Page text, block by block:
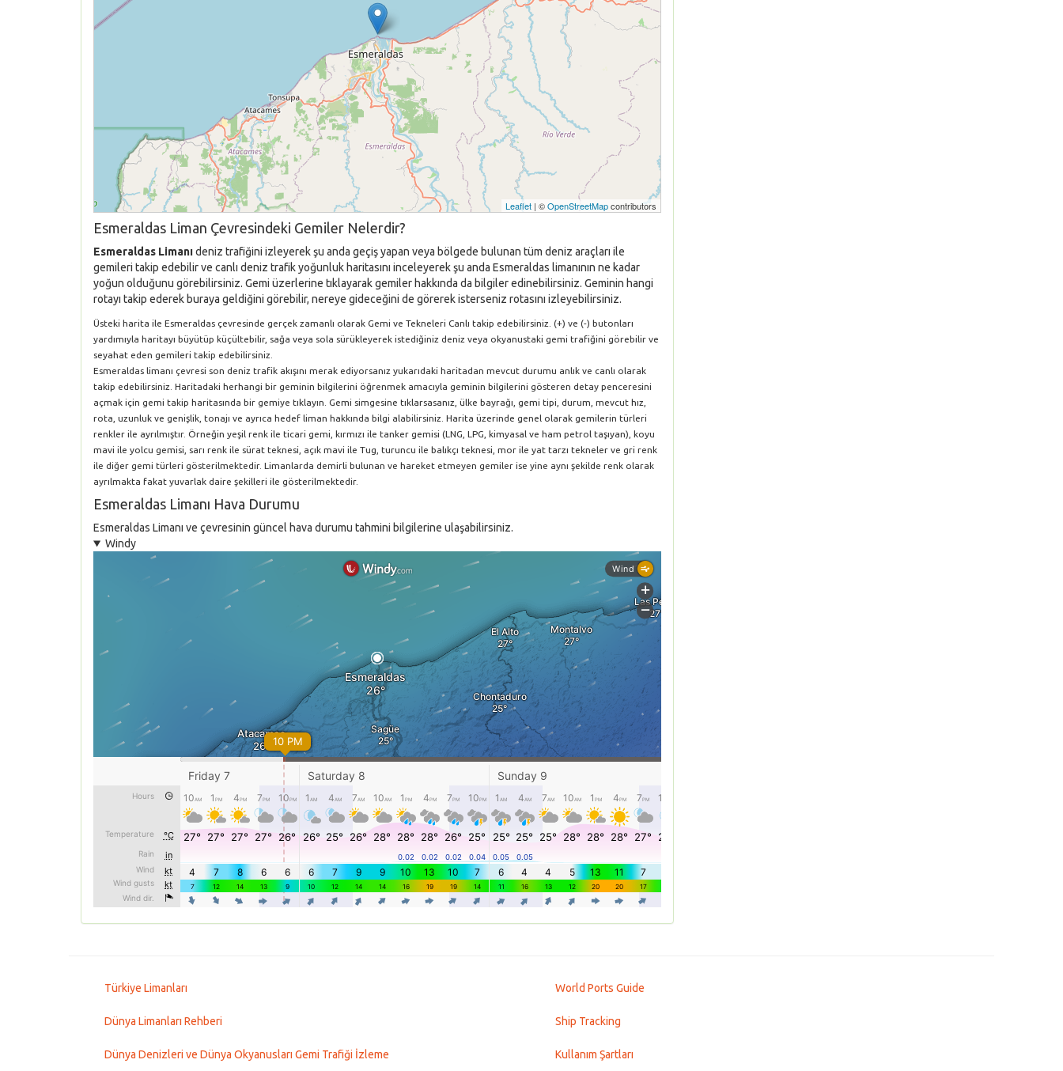
Leaflet | ©OpenStreetMapcontributors
Esmeraldas Liman Çevresindeki Gemiler Nelerdir?
Esmeraldas Limanıdeniz trafiğini izleyerek şu anda geçiş yapan veya bölgede bulunan tüm deniz araçları ile
gemileri takip edebilir ve canlı deniz trafik yoğunluk haritasını inceleyerek şu anda Esmeraldas limanının ne kadar
yoğun olduğunu görebilirsiniz. Gemi üzerlerine tıklayarak gemiler hakkında da bilgiler edinebilirsiniz. Geminin hangi
rotayı takip ederek buraya geldiğini görebilir, nereye gideceğini de görerek isterseniz rotasını izleyebilirsiniz.
Üsteki harita ile Esmeraldas çevresinde gerçek zamanlı olarak Gemi ve Tekneleri Canlı takip edebilirsiniz. (+) ve (-) butonları
yardımıyla haritayı büyütüp küçültebilir, sağa veya sola sürükleyerek istediğiniz deniz veya okyanustaki gemi trafiğini görebilir ve
seyahat eden gemileri takip edebilirsiniz.
Esmeraldas limanı çevresi son deniz trafik akışını merak ediyorsanız yukarıdaki haritadan mevcut durumu anlık ve canlı olarak
takip edebilirsiniz. Haritadaki herhangi bir geminin bilgilerini öğrenmek amacıyla geminin bilgilerini gösteren detay penceresini
açmak için gemi takip haritasında bir gemiye tıklayın. Gemi simgesine tıklarsasanız, ülke bayrağı, gemi tipi, durum, mevcut hız,
rota, uzunluk ve genişlik, tonajı ve ayrıca hedef liman hakkında bilgi alabilirsiniz. Harita üzerinde genel olarak gemilerin türleri
renkler ile ayrılmıştır. Örneğin yeşil renk ile ticari gemi, kırmızı ile tanker gemisi (LNG, LPG, kimyasal ve ham petrol taşıyan), koyu
mavi ile yolcu gemisi, sarı renk ile sürat teknesi, açık mavi ile Tug, turuncu ile balıkçı teknesi, mor ile yat tarzı tekneler ve gri renk
ile diğer gemi türleri gösterilmektedir. Limanlarda demirli bulunan ve hareket etmeyen gemiler ise yine aynı şekilde renk olarak
ayrılmakta fakat yuvarlak daire şekilleri ile gösterilmektedir.
Esmeraldas Limanı Hava Durumu
Esmeraldas Limanı ve çevresinin güncel hava durumu tahmini bilgilerine ulaşabilirsiniz.
Windy
Türkiye Limanları
Dünya Limanları Rehberi
Dünya Denizleri ve Dünya Okyanusları Gemi Trafiği İzleme
World Ports Guide
Ship Tracking
Kullanım Şartları